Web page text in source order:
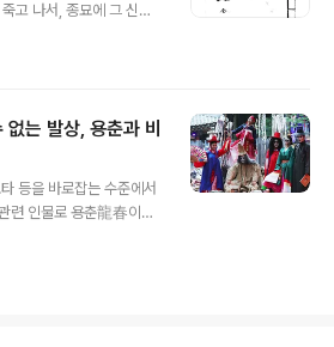
고 나서, 종묘에 그 신주
바닥을 파낸다는 뜻이
, 그 바닥을 파내는 대상
그 의미가 제한된다. 예
서울 구도심을 관통하는 청
는 뜻이니, 이는 전통시대
에서 유추하듯이 특히 교
는 글이다. 영조는 반세기
는 발상, 용춘과 비
등을 바로잡는 수준에서
련 인물로 용춘龍春이라
아들이요, 태종무열왕